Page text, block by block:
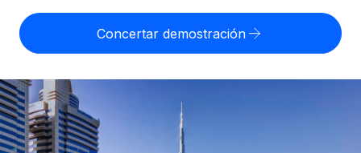
cumpliendo la normativa.
Contractor Management
PEO
Externaliza tareas laborales complejas.
Comparador de Remote
Compáranos con otras empresas.
ETAPAS DE CRECIMIENTO
Startups
Soluciones ágiles de RR. HH. globales y nóminas para
empresas en crecimiento.
cualquier país.
autónomos globales.
APRENDIZAJE CON REMOTE
English
Nederlands
Français
Deutsch
Iniciar sesión
Concertar demostración